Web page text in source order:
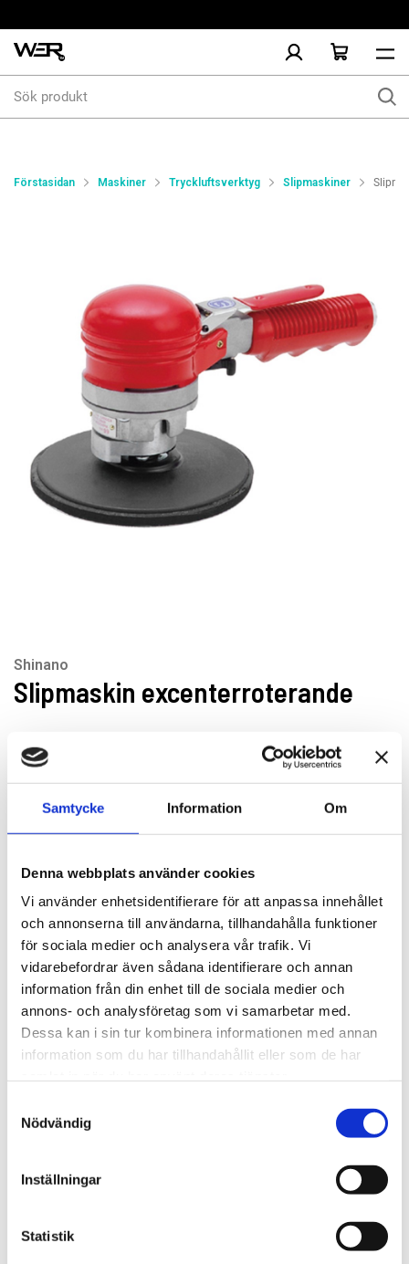
Samtycke Information Om
Denna webbplats använder cookies
Vi använder enhetsidentifierare för att anpassa innehållet
och annonserna till användarna, tillhandahålla funktioner
för sociala medier och analysera vår trafik. Vi
vidarebefordrar även sådana identifierare och annan
information från din enhet till de sociala medier och
annons- och analysföretag som vi samarbetar med.
Dessa kan i sin tur kombinera informationen med annan
information som du har tillhandahållit eller som de har
Nödvändig
Inställningar
Statistik
produkt
Förstasidan Maskiner Tryckluftsverktyg Slipmaskiner
Shinano
Slipmaskin excenterroterande
Artikelnr: SI3100M
EAN-kod: 4562241752699
Rekommenderat pris: 2 790.00 kr
2 790 kr
Beställningsvara, förväntad leveranstid: 110 dagar.
Beskrivning
Om varumärket